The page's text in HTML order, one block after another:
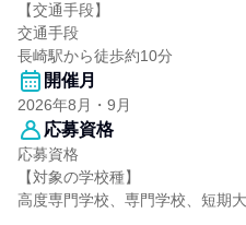
【交通手段】
交通手段
長崎駅から徒歩約10分
開催月
2026年8月・9月
応募資格
応募資格
【対象の学校種】
高度専門学校、専門学校、短期